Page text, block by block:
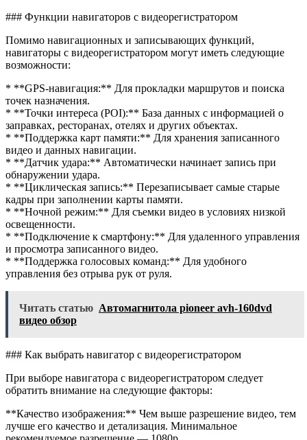
### Функции навигаторов с видеорегистратором
Помимо навигационных и записывающих функций,
навигаторы с видеорегистратором могут иметь следующие
возможности:
* **GPS-навигация:** Для прокладки маршрутов и поиска
точек назначения.
* **Точки интереса (POI):** База данных с информацией о
заправках, ресторанах, отелях и других объектах.
* **Поддержка карт памяти:** Для хранения записанного
видео и данных навигации.
* **Датчик удара:** Автоматически начинает запись при
обнаружении удара.
* **Циклическая запись:** Перезаписывает самые старые
кадры при заполнении карты памяти.
* **Ночной режим:** Для съемки видео в условиях низкой
освещенности.
* **Подключение к смартфону:** Для удаленного управления
и просмотра записанного видео.
* **Поддержка голосовых команд:** Для удобного
управления без отрыва рук от руля.
Читать статью Автомагнитола pioneer avh-160dvd
видео обзор
### Как выбрать навигатор с видеорегистратором
При выборе навигатора с видеорегистратором следует
обратить внимание на следующие факторы:
**Качество изображения:** Чем выше разрешение видео, тем
лучше его качество и детализация. Минимальное